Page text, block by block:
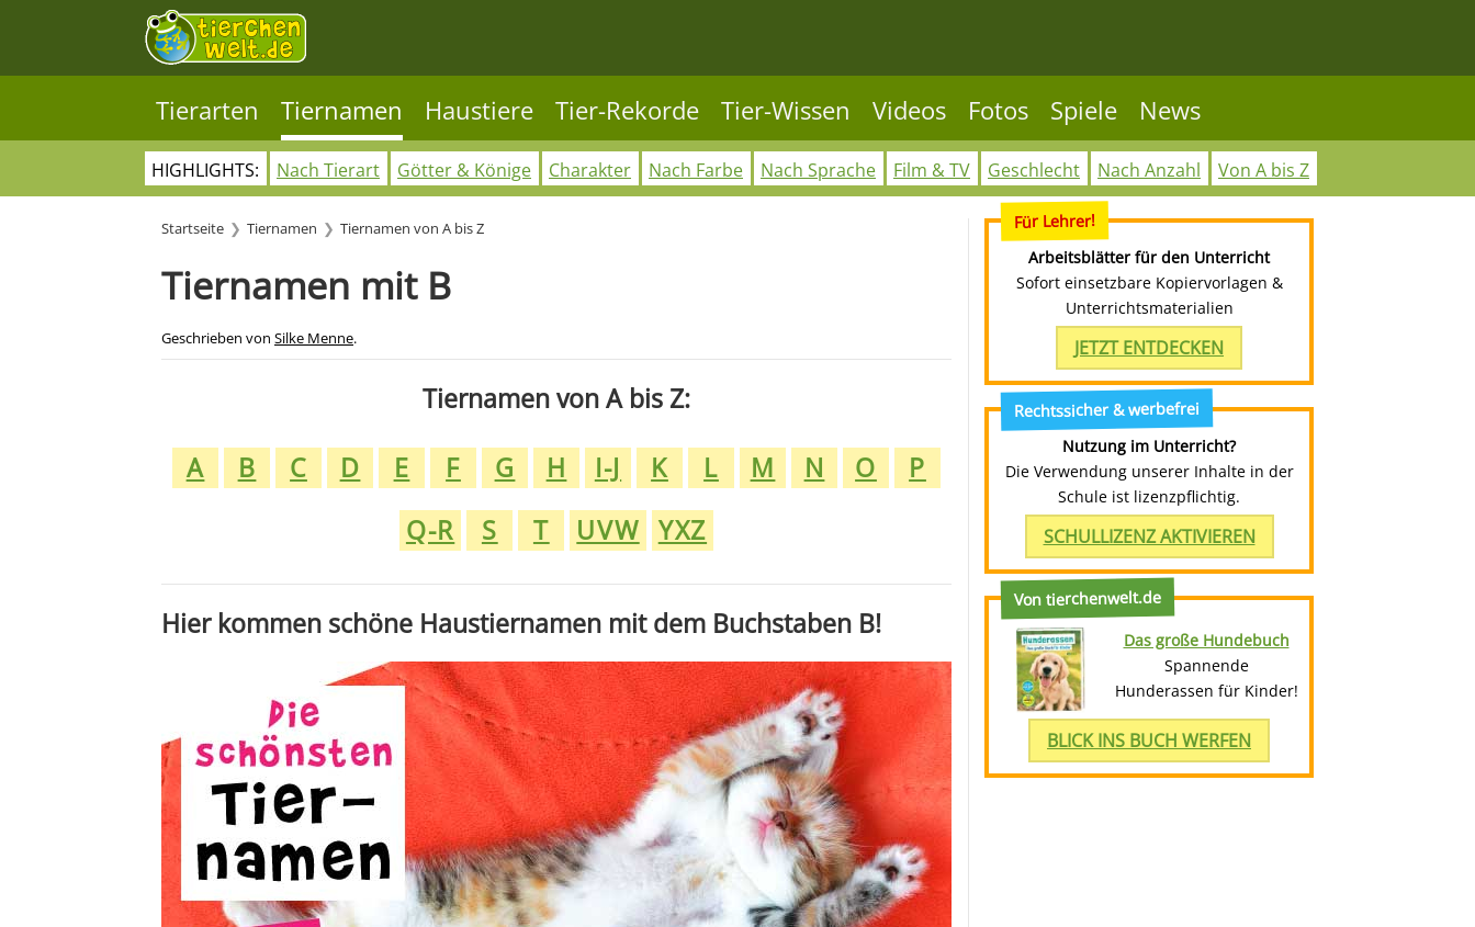
Tierarten Tiernamen Haustiere Tier-Rekorde Tier-Wissen Videos Fotos Spiele News
HIGHLIGHTS: Nach Tierart Götter & Könige Charakter Nach Farbe Nach Sprache Film & TV Geschlecht Nach Anzahl Von A bis Z
Startseite Tiernamen Tiernamen von A bis Z
Tiernamen mit B
Geschrieben von Silke Menne.
Tiernamen von A bis Z:
A
B C D E F G H I-J K L M N O
P
Q-R
S T UVW YXZ
Hier kommen schöne Haustiernamen mit dem Buchstaben B!
Für Lehrer!
Arbeitsblätter für den Unterricht
Sofort einsetzbare Kopiervorlagen &
Unterrichtsmaterialien
JETZT ENTDECKEN
Rechtssicher & werbefrei
Nutzung im Unterricht?
Die Verwendung unserer Inhalte in der
Schule ist lizenzpflichtig.
SCHULLIZENZ AKTIVIEREN
Von tierchenwelt.de
Das große Hundebuch
Spannende
Hunderassen für Kinder!
BLICK INS BUCH WERFEN